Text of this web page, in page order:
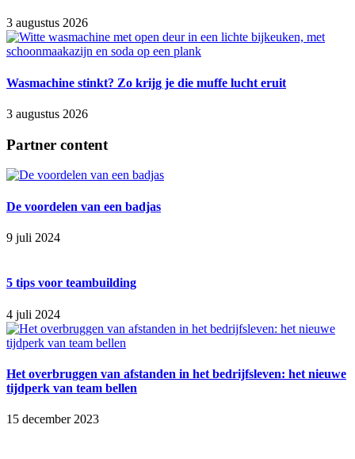
3 augustus 2026
Wasmachine stinkt? Zo krijg je die muffe lucht eruit
3 augustus 2026
Partner content
De voordelen van een badjas
9 juli 2024
5 tips voor teambuilding
4 juli 2024
Het overbruggen van afstanden in het bedrijfsleven: het nieuwe
tijdperk van team bellen
15 december 2023